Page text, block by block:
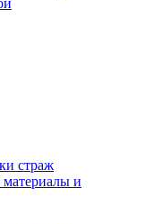
страж
материалы и